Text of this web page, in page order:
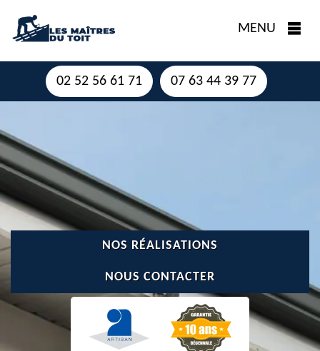
MENU
02 52 56 61 71 07 63 44 39 77
NOS RÉALISATIONS
NOUS CONTACTER